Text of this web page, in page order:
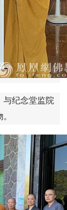
与纪念堂监院